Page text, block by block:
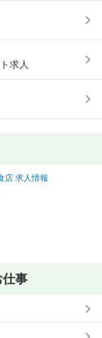
求人
店 求人情報
仕事